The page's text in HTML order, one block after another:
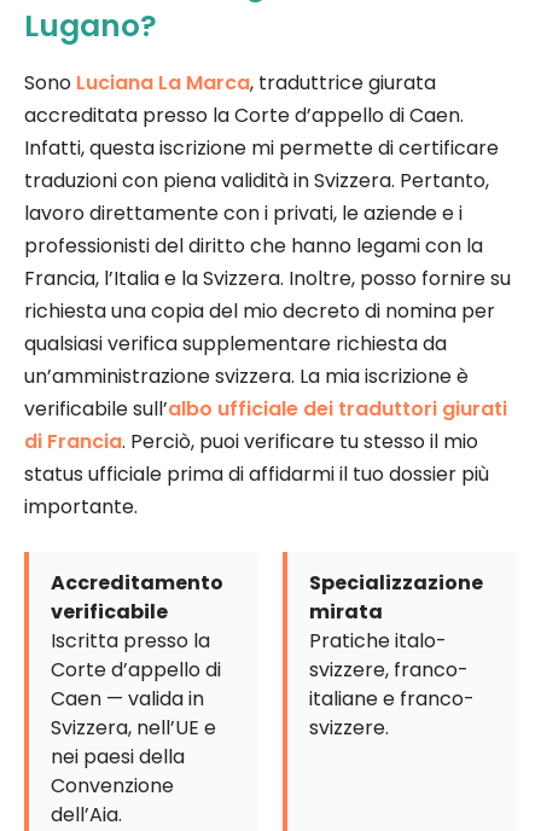
Lugano?
Sono Luciana La Marca, traduttrice giurata
accreditata presso la Corte d’appello di Caen.
Infatti, questa iscrizione mi permette di certificare
traduzioni con piena validità in Svizzera. Pertanto,
lavoro direttamente con i privati, le aziende e i
professionisti del diritto che hanno legami con la
Francia, l’Italia e la Svizzera. Inoltre, posso fornire su
richiesta una copia del mio decreto di nomina per
qualsiasi verifica supplementare richiesta da
un’amministrazione svizzera. La mia iscrizione è
verificabile sull’albo ufficiale dei traduttori giurati
di Francia. Perciò, puoi verificare tu stesso il mio
status ufficiale prima di affidarmi il tuo dossier più
importante.
Accreditamento
verificabile
Iscritta presso la
Corte d’appello di
Caen — valida in
Svizzera, nell’UE e
nei paesi della
Convenzione
dell’Aia.
Specializzazione
mirata
Pratiche italo-
svizzere, franco-
italiane e franco-
svizzere.